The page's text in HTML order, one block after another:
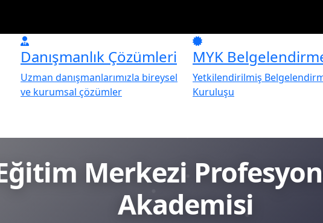
Danışmanlık Çözümleri
Uzman danışmanlarımızla bireysel
ve kurumsal çözümler
MYK
Yetkilendirilmiş
Kuruluşu
Merkezi
Akademisi